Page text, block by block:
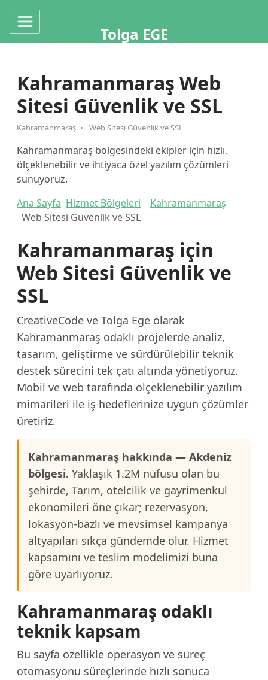
Tolga EGE
Kahramanmaraş Web
Sitesi Güvenlik ve SSL
Kahramanmaraş Web Sitesi Güvenlik ve SSL
Kahramanmaraş bölgesindeki ekipler için hızlı,
ölçeklenebilir ve ihtiyaca özel yazılım çözümleri
sunuyoruz.
Ana Sayfa Hizmet Bölgeleri
Kahramanmaraş
Web Sitesi Güvenlik ve SSL
Kahramanmaraş için
Web Sitesi Güvenlik ve
SSL
CreativeCode ve Tolga Ege olarak
Kahramanmaraş odaklı projelerde analiz,
tasarım, geliştirme ve sürdürülebilir teknik
destek sürecini tek çatı altında yönetiyoruz.
Mobil ve web tarafında ölçeklenebilir yazılım
mimarileri ile iş hedeflerinize uygun çözümler
üretiriz.
Kahramanmaraş hakkında — Akdeniz
bölgesi. Yaklaşık 1.2M nüfusu olan bu
şehirde, Tarım, otelcilik ve gayrimenkul
ekonomileri öne çıkar; rezervasyon,
lokasyon-bazlı ve mevsimsel kampanya
altyapıları sıkça gündemde olur. Hizmet
kapsamını ve teslim modelimizi buna
göre uyarlıyoruz.
Kahramanmaraş odaklı
teknik kapsam
Bu sayfa özellikle operasyon ve süreç
otomasyonu süreçlerinde hızlı sonuca